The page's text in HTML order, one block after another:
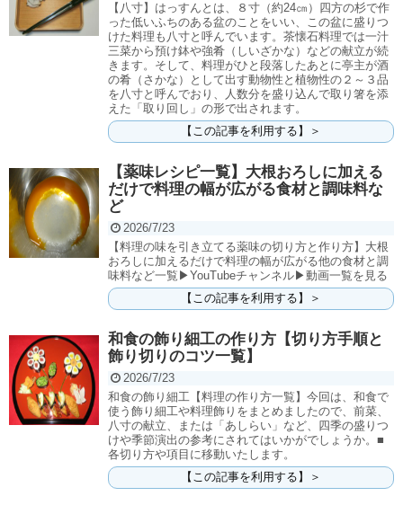
【八寸】はっすんとは、８寸（約24㎝）四方の杉で作
った低いふちのある盆のことをいい、この盆に盛りつ
けた料理も八寸と呼んでいます。茶懐石料理では一汁
三菜から預け鉢や強肴（しいざかな）などの献立が続
きます。そして、料理がひと段落したあとに亭主が酒
の肴（さかな）として出す動物性と植物性の２～３品
を八寸と呼んでおり、人数分を盛り込んで取り箸を添
えた「取り回し」の形で出されます。
【この記事を利用する】＞
【薬味レシピ一覧】大根おろしに加える
だけで料理の幅が広がる食材と調味料な
ど
2026/7/23
【料理の味を引き立てる薬味の切り方と作り方】大根
おろしに加えるだけで料理の幅が広がる他の食材と調
味料など一覧▶YouTubeチャンネル▶動画一覧を見る
【この記事を利用する】＞
和食の飾り細工の作り方【切り方手順と
飾り切りのコツ一覧】
2026/7/23
和食の飾り細工【料理の作り方一覧】今回は、和食で
使う飾り細工や料理飾りをまとめましたので、前菜、
八寸の献立、または「あしらい」など、四季の盛りつ
けや季節演出の参考にされてはいかがでしょうか。■
各切り方や項目に移動いたします。
【この記事を利用する】＞